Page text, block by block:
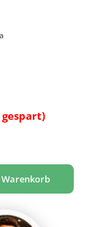
gespart)
die Schaltflächen um
Warenkorb